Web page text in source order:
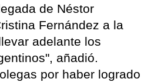
de Néstor
Fernández a la
adelante los
añadió.
por haber logrado